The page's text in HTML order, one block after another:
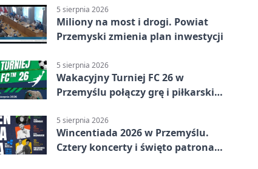
5 sierpnia 2026
Miliony na most i drogi. Powiat
Przemyski zmienia plan inwestycji
5 sierpnia 2026
Wakacyjny Turniej FC 26 w
Przemyślu połączy grę i piłkarski
5 sierpnia 2026
Wincentiada 2026 w Przemyślu.
Cztery koncerty i święto patrona